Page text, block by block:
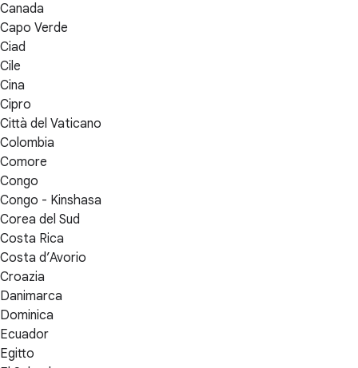
Canada
Capo Verde
Ciad
Cile
Cina
Cipro
Città del Vaticano
Colombia
Comore
Congo
Congo - Kinshasa
Corea del Sud
Costa Rica
Costa d’Avorio
Croazia
Danimarca
Dominica
Ecuador
Egitto